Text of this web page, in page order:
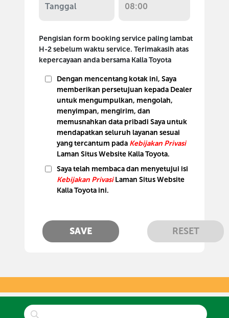
Pengisian form booking service paling lambat
H-2 sebelum waktu service. Terimakasih atas
kepercayaan anda bersama Kalla Toyota
Dengan mencentang kotak ini, Saya
memberikan persetujuan kepada Dealer
untuk mengumpulkan, mengolah,
menyimpan, mengirim, dan
memusnahkan data pribadi Saya untuk
mendapatkan seluruh layanan sesuai
yang tercantum pada Kebijakan Privasi
Laman Situs Website Kalla Toyota.
Saya telah membaca dan menyetujui isi
Kebijakan PrivasiLaman Situs Website
Kalla Toyota ini.
SAVE RESET